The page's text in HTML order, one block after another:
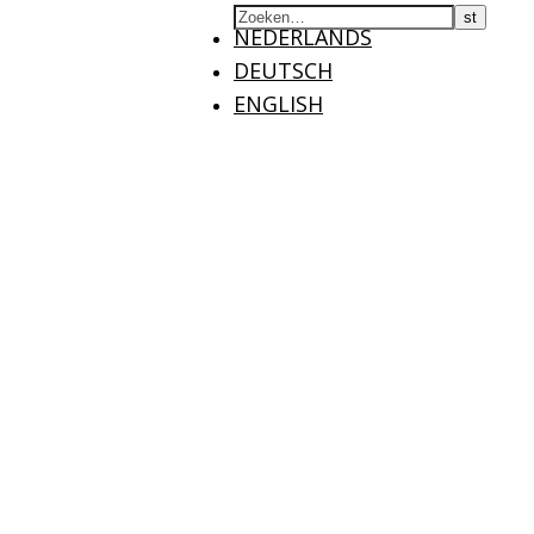
NEDERLANDS
DEUTSCH
ENGLISH